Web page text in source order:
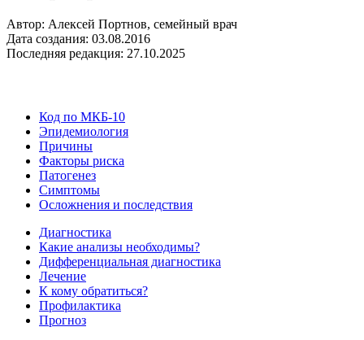
Автор: Алексей Портнов, семейный врач
Дата создания: 03.08.2016
Последняя редакция: 27.10.2025
Код по МКБ-10
Эпидемиология
Причины
Факторы риска
Патогенез
Симптомы
Осложнения и последствия
Диагностика
Какие анализы необходимы?
Дифференциальная диагностика
Лечение
К кому обратиться?
Профилактика
Прогноз